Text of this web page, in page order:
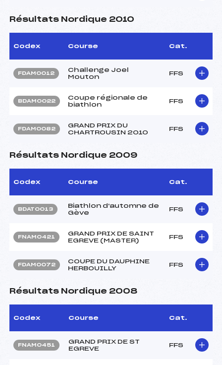
Résultats Nordique 2010
Codex Course Cat.
FDAM0012
Challenge Joel
Mouton
FFS
BDAM0022
Coupe régionale de
biathlon
FFS
FDAM0082
GRAND PRIX DU
CHARTROUSIN 2010
FFS
Résultats Nordique 2009
Codex Course Cat.
BDAT0013
Biathlon d'automne de
Gève
FFS
FNAM0421
GRAND PRIX DE SAINT
EGREVE (MASTER)
FFS
FDAM0072
COUPE DU DAUPHINE
HERBOUILLY
FFS
Résultats Nordique 2008
Codex Course Cat.
FNAM0451
GRAND PRIX DE ST
EGREVE
FFS